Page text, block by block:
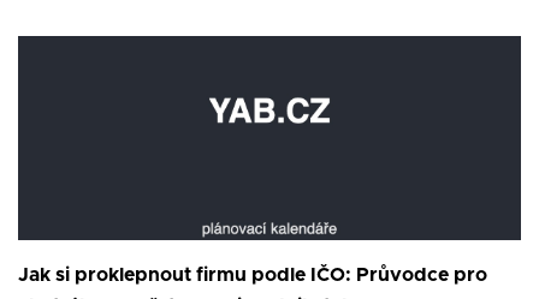
Jak si proklepnout firmu podle IČO: Průvodce pro